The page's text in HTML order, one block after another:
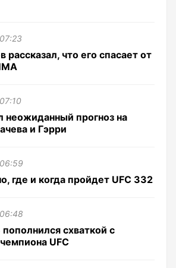
рассказал, что его спасает от
неожиданный прогноз на
и Гэрри
где и когда пройдет UFC 332
пополнился схваткой с
UFC